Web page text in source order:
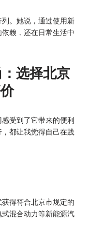
。她说，通过使用新
赖，还在日常生活中
选择北京
受到了它带来的便利
都让我觉得自己在践
得符合北京市规定的
混合动力等新能源汽